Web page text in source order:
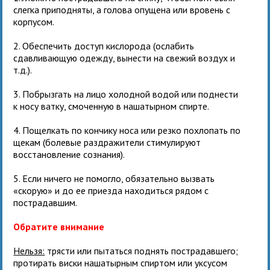
слегка приподняты, а голова опущена или вровень с
корпусом.
2. Обеспечить доступ кислорода (ослабить
сдавливающую одежду, вынести на свежий воздух и
т.д.).
3. Побрызгать на лицо холодной водой или поднести
к носу ватку, смоченную в нашатырном спирте.
4. Пощелкать по кончику носа или резко похлопать по
щекам (болевые раздражители стимулируют
восстановление сознания).
5. Если ничего не помогло, обязательно вызвать
«скорую» и до ее приезда находиться рядом с
пострадавшим.
Обратите внимание
Нельзя: трясти или пытаться поднять пострадавшего;
протирать виски нашатырным спиртом или уксусом